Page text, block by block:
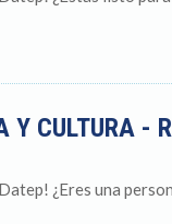
CULTURA -
¿Eres una